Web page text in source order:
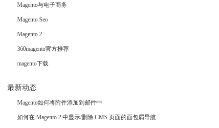
Magento与电子商务
Magento Seo
Magento 2
360magento官方推荐
magento下载
最新动态
Magento如何将附件添加到邮件中
如何在 Magento 2 中显示/删除 CMS 页面的面包屑导航